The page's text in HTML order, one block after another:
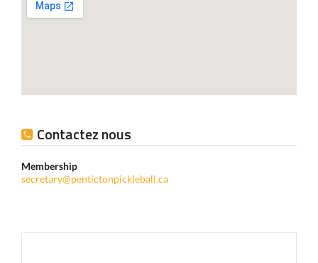
Contactez nous
Membership
secretary@pentictonpickleball.ca